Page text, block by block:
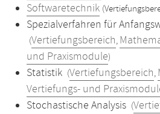
Softwaretechnik
Spezialverfahren für
(Vertiefungsbereich,
und Praxismodule)
Statistik (Vertiefungsbereich,
Vertiefungs- und
Stochastische Analysis (